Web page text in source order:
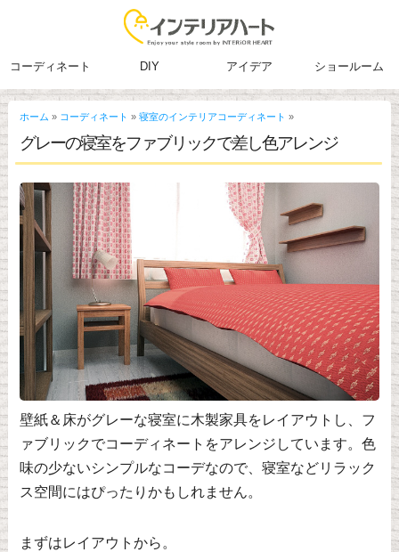
コーディネート DIY アイデア ショールーム
ホーム » コーディネート » 寝室のインテリアコーディネート »
グレーの寝室をファブリックで差し色アレンジ
壁紙＆床がグレーな寝室に木製家具をレイアウトし、フ
ァブリックでコーディネートをアレンジしています。色
味の少ないシンプルなコーデなので、寝室などリラック
ス空間にはぴったりかもしれません。
まずはレイアウトから。